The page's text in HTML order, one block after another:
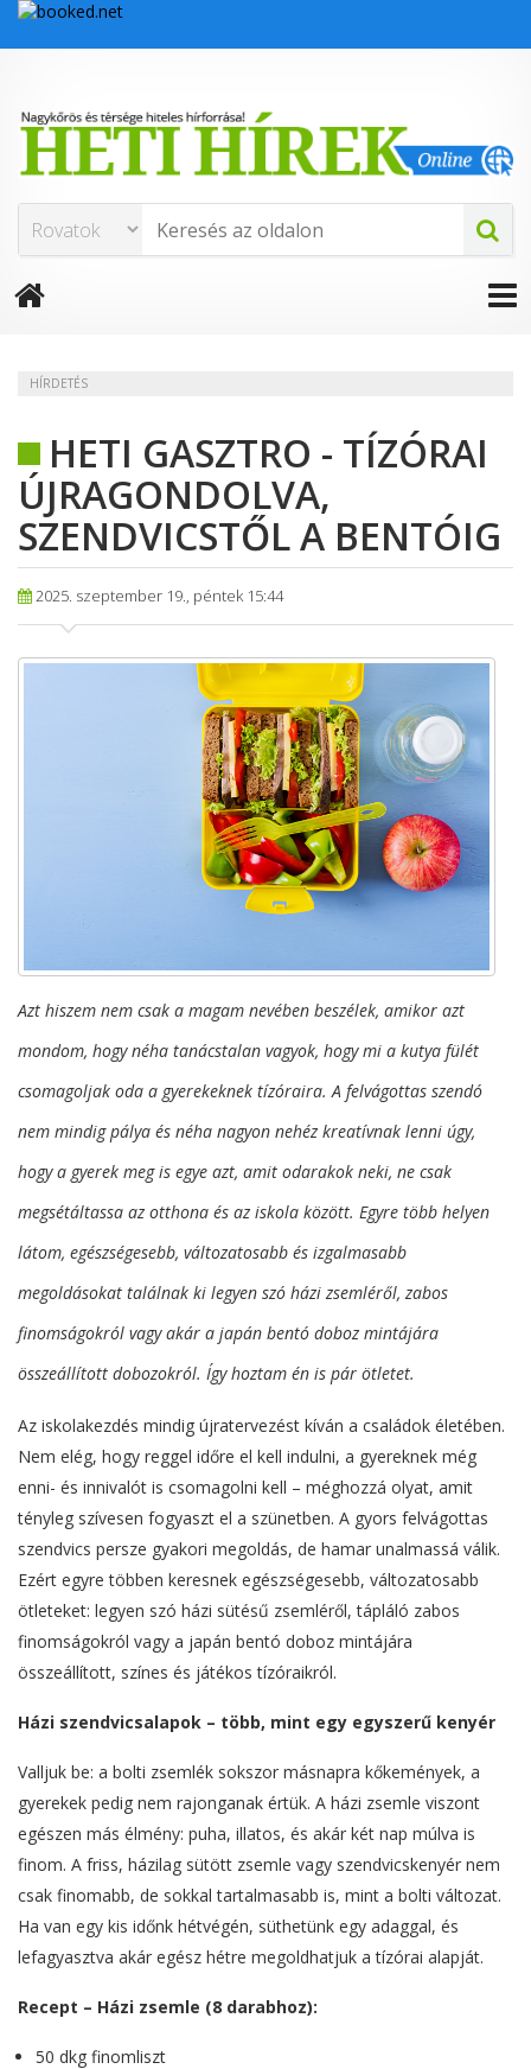
HÍRDETÉS
HETI GASZTRO - TÍZÓRAI
ÚJRAGONDOLVA,
SZENDVICSTŐL A BENTÓIG
2025. szeptember 19., péntek 15:44
Azt hiszem nem csak a magam nevében beszélek, amikor azt
mondom, hogy néha tanácstalan vagyok, hogy mi a kutya fülét
csomagoljak oda a gyerekeknek tízóraira. A felvágottas szendó
nem mindig pálya és néha nagyon nehéz kreatívnak lenni úgy,
hogy a gyerek meg is egye azt, amit odarakok neki, ne csak
megsétáltassa az otthona és az iskola között. Egyre több helyen
látom, egészségesebb, változatosabb és izgalmasabb
megoldásokat találnak ki legyen szó házi zsemléről, zabos
finomságokról vagy akár a japán bentó doboz mintájára
összeállított dobozokról. Így hoztam én is pár ötletet.
Az iskolakezdés mindig újratervezést kíván a családok életében.
Nem elég, hogy reggel időre el kell indulni, a gyereknek még
enni- és innivalót is csomagolni kell – méghozzá olyat, amit
tényleg szívesen fogyaszt el a szünetben. A gyors felvágottas
szendvics persze gyakori megoldás, de hamar unalmassá válik.
Ezért egyre többen keresnek egészségesebb, változatosabb
ötleteket: legyen szó házi sütésű zsemléről, tápláló zabos
finomságokról vagy a japán bentó doboz mintájára
összeállított, színes és játékos tízóraikról.
Házi szendvicsalapok – több, mint egy egyszerű kenyér
Valljuk be: a bolti zsemlék sokszor másnapra kőkemények, a
gyerekek pedig nem rajonganak értük. A házi zsemle viszont
egészen más élmény: puha, illatos, és akár két nap múlva is
finom. A friss, házilag sütött zsemle vagy szendvicskenyér nem
csak finomabb, de sokkal tartalmasabb is, mint a bolti változat.
Ha van egy kis időnk hétvégén, süthetünk egy adaggal, és
lefagyasztva akár egész hétre megoldhatjuk a tízórai alapját.
Recept – Házi zsemle (8 darabhoz):
50 dkg finomliszt